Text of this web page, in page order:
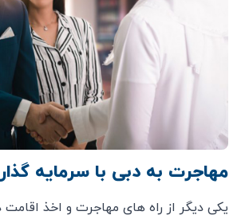
مهاجرت به دبی با سرمایه
یکی دیگر از راه های مهاجرت و اخذ اقامت